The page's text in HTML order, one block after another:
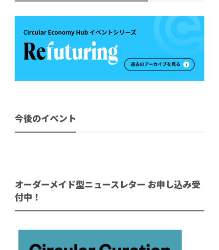
今後のイベント
オーダーメイド型ニュースレター お申し込み受
付中！